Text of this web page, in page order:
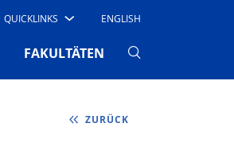
QUICKLINKS ENGLISH
(CURRENT)
FAKULTÄTEN
ZURÜCK